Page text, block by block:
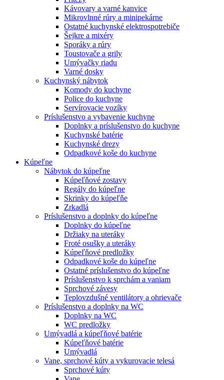
Kávovary a varné kanvice
Mikrovlnné rúry a minipekárne
Ostatné kuchynské elektrospotrebiče
Šejkre a mixéry
Sporáky a rúry
Toustovače a grily
Umývačky riadu
Varné dosky
Kuchynský nábytok
Komody do kuchyne
Police do kuchyne
Servírovacie vozíky
Príslušenstvo a vybavenie kuchyne
Doplnky a príslušenstvo do kuchyne
Kuchynské batérie
Kuchynské drezy
Odpadkové koše do kuchyne
Kúpeľne
Nábytok do kúpeľne
Kúpeľňové zostavy
Regály do kúpeľne
Skrinky do kúpeľňe
Zrkadlá
Príslušenstvo a doplnky do kúpeľne
Doplnky do kúpeľne
Držiaky na uteráky
Froté osušky a uteráky
Kúpeľňové predložky
Odpadkové koše do kúpeľne
Ostatné príslušenstvo do kúpeľne
Príslušenstvo k sprchám a vaniam
Sprchové závesy
Teplovzdušné ventilátory a ohrievače
Príslušenstvo a doplnky na WC
Doplnky na WC
WC predložky
Umývadlá a kúpeľňové batérie
Kúpeľňové batérie
Umývadlá
Vane, sprchové kúty a vykurovacie telesá
Sprchové kúty